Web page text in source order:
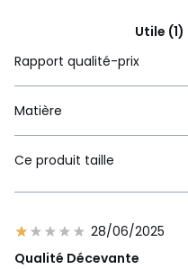
Utile (1)
Rapport qualité-prix
Matière
Ce produit taille
28/06/2025
Qualité Décevante